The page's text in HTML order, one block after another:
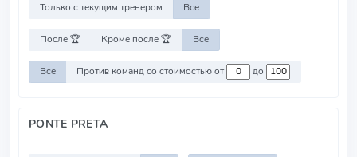
Только с текущим тренером Все
После 🏆 Кроме после 🏆 Все
Все Против команд со стоимостью от до
PONTE PRETA